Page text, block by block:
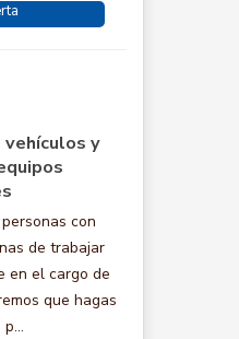
vehículos y
con
de trabajar
en el cargo de
que hagas